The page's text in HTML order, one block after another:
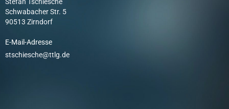
Schwabacher Str. 5
90513 Zirndorf
E-Mail-Adresse
stschiesche@ttlg.de